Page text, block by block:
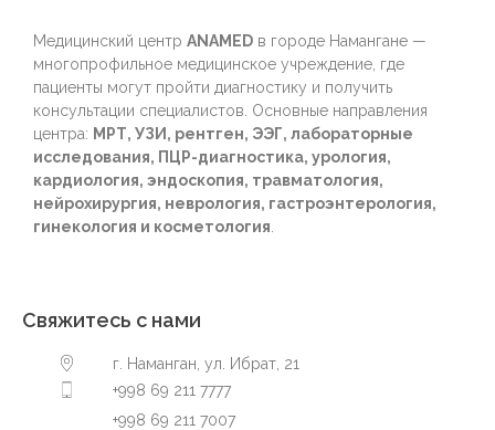
Медицинский центр ANAMED в городе Намангане —
многопрофильное медицинское учреждение, где
пациенты могут пройти диагностику и получить
консультации специалистов. Основные направления
центра: МРТ, УЗИ, рентген, ЭЭГ, лабораторные
исследования, ПЦР-диагностика, урология,
кардиология, эндоскопия, травматология,
нейрохирургия, неврология, гастроэнтерология,
гинекология и косметология.
Свяжитесь с нами
г. Наманган, ул. Ибрат, 21
+998 69 211 7777
+998 69 211 7007